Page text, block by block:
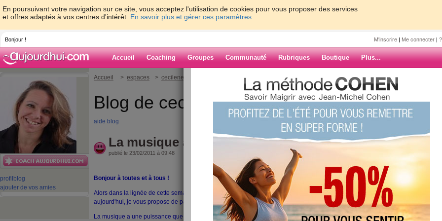
En poursuivant votre navigation sur ce site, vous acceptez l'utilisation de cookies pour vous proposer des services
et offres adaptés à vos centres d'intérêt. En savoir plus et gérer ces paramètres.
Bonjour ! M'inscrire | Me connecter |
Accueil Coaching Groupes Communauté Rubriques Boutique Plus...
profil blog
ajouter de vos amies
Accueil > espaces > cecileneuville > La musique adoucit les moeurs
Blog de cecileneuville
aide blog
La musique adoucit les moeurs
publié le 23/02/2011 à 09:48
Bonjour à toutes et à tous !
Alors dans la lignée de cette semaine sur l'expression des émotions à travers l'Art,
aujourd'hui, je vous propose de parler de la musique !
La musique a une puissance que l'on ne peut nier !
ARCHIVES